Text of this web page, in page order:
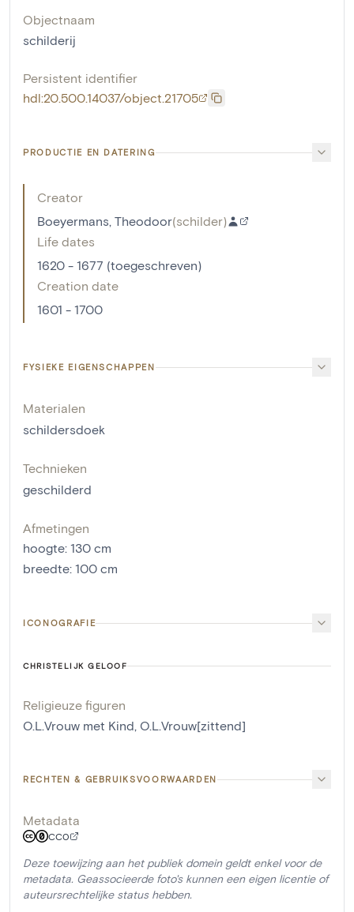
Objectnaam
schilderij
Persistent identifier
hdl:20.500.14037/object.21705
PRODUCTIE EN DATERING
Creator
Boeyermans, Theodoor(schilder)
Life dates
1620 - 1677 (toegeschreven)
Creation date
1601 - 1700
FYSIEKE EIGENSCHAPPEN
Materialen
schildersdoek
Technieken
geschilderd
Afmetingen
hoogte: 130 cm
breedte: 100 cm
ICONOGRAFIE
CHRISTELIJK GELOOF
Religieuze figuren
O.L.Vrouw met Kind, O.L.Vrouw[zittend]
RECHTEN & GEBRUIKSVOORWAARDEN
Metadata
CC0
Deze toewijzing aan het publiek domein geldt enkel voor de
metadata. Geassocieerde foto's kunnen een eigen licentie of
auteursrechtelijke status hebben.